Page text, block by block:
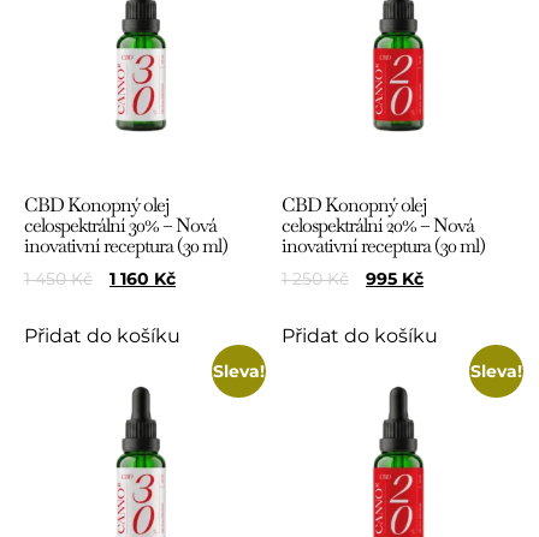
CBD Konopný olej
celospektrální 30% – Nová
inovativní receptura (30 ml)
1 450Kč 1 160 Kč
Přidat do košíku
CBD Konopný olej
celospektrální 20% – Nová
inovativní receptura (30 ml)
1 250Kč 995 Kč
Přidat do košíku
Sleva! Sleva!